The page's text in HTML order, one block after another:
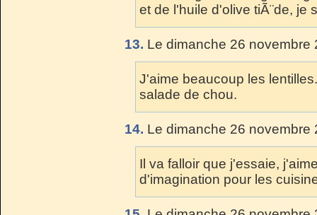
et de l'huile d'olive tiÃ¨de, je
13. Le dimanche 26
J'aime beaucoup les
salade de chou.
14. Le dimanche 26
Il va falloir que j'essaie,
d'imagination pour les